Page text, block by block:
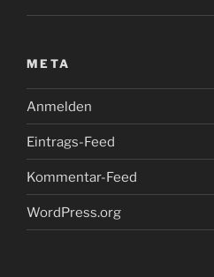
META
Anmelden
Eintrags-Feed
Kommentar-Feed
WordPress.org